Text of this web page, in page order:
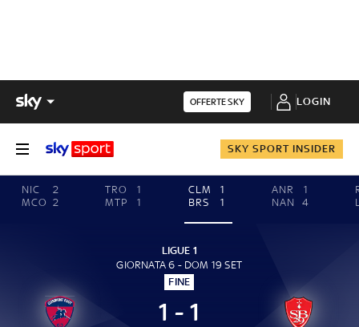
OFFERTE SKY LOGIN
SKY SPORT INSIDER
NIC
2
MCO 2
TRO
1
MTP
1
CLM
1
BRS
1
ANR
1
NAN
4
LIGUE 1
GIORNATA 6 - DOM 19 SET
FINE
1 - 1